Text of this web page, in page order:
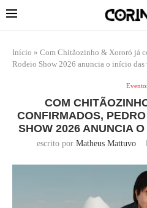
Início » Com Chitãozinho & Xororó já
Rodeio Show 2026 anuncia o início das
COM
CONFIRMADOS,
SHOW 2026 ANUNCIA
escrito por Matheus Mattuvo